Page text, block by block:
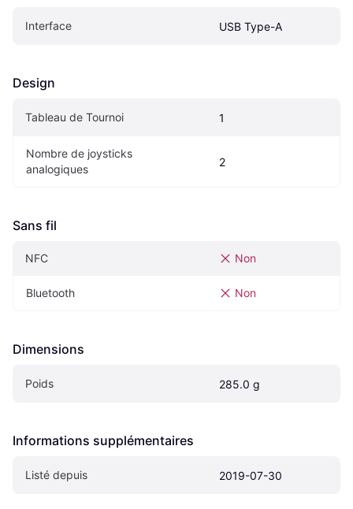
Interface USB Type-A
Design
Tableau de Tournoi 1
Nombre de joysticks
analogiques
2
Sans fil
NFC Non
Bluetooth Non
Dimensions
Poids 285.0 g
Informations supplémentaires
Listé depuis 2019-07-30